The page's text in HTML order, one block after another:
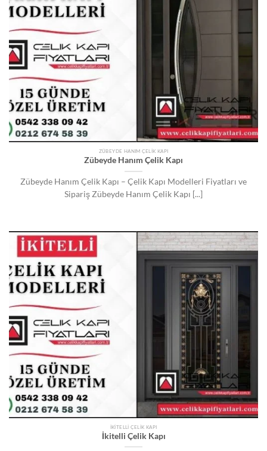
ZÜBEYDE HANIM ÇELIK KAPI
Zübeyde Hanım Çelik Kapı
Zübeyde Hanım Çelik Kapı – Çelik Kapı Modelleri Fiyatları ve
Sipariş Zübeyde Hanım Çelik Kapı [...]
İKITELLI ÇELIK KAPI
İkitelli Çelik Kapı